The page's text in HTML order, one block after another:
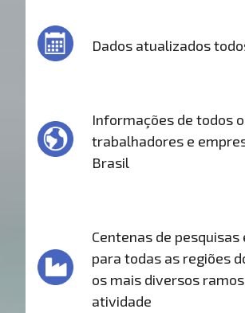
Dados atualizados
Informações de todos
trabalhadores e
Brasil
Centenas de
para todas as regiões
os mais diversos
atividade